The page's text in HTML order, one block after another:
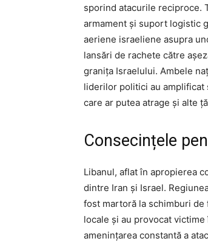
sporind atacurile reciproce.
armament și suport logistic
aeriene israeliene asupra
lansări de rachete către
granița Israelului. Ambele
liderilor politici au
care ar putea atrage și alte
Consecințele
Libanul, aflat în apropierea
dintre Iran și Israel.
fost martoră la schimburi
locale și au provocat
amenințarea constantă a